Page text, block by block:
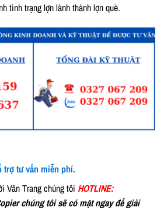
tình trạng lợn lành thành lợn què.
trợ tư vấn miễn phí.
Vân Trang chúng tôi HOTLINE:
chúng tôi sẽ có mặt ngay để giải